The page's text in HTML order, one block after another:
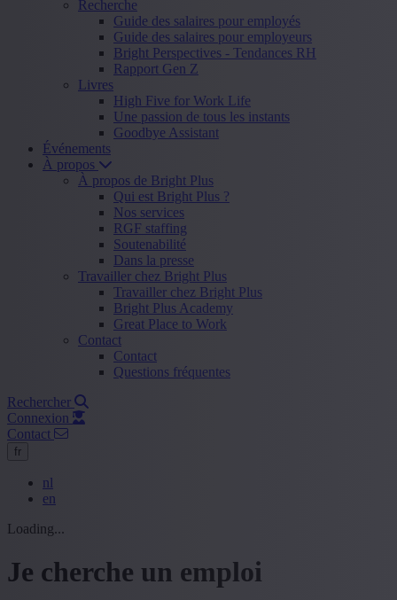
Recherche
Guide des salaires pour employés
Guide des salaires pour employeurs
Bright Perspectives - Tendances RH
Rapport Gen Z
Livres
High Five for Work Life
Une passion de tous les instants
Goodbye Assistant
Événements
À propos
À propos de Bright Plus
Qui est Bright Plus ?
Nos services
RGF staffing
Soutenabilité
Dans la presse
Travailler chez Bright Plus
Travailler chez Bright Plus
Bright Plus Academy
Great Place to Work
Contact
Contact
Questions fréquentes
Rechercher
Connexion
Contact
fr
nl
en
Loading...
Je cherche un emploi